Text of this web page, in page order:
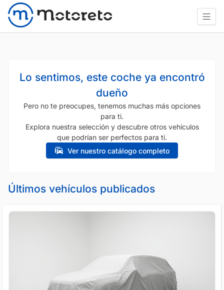
Lo sentimos, este coche ya encontró
dueño
Pero no te preocupes, tenemos muchas más opciones
para ti.
Explora nuestra selección y descubre otros vehículos
que podrían ser perfectos para ti.
Ver nuestro catálogo completo
Últimos vehículos publicados